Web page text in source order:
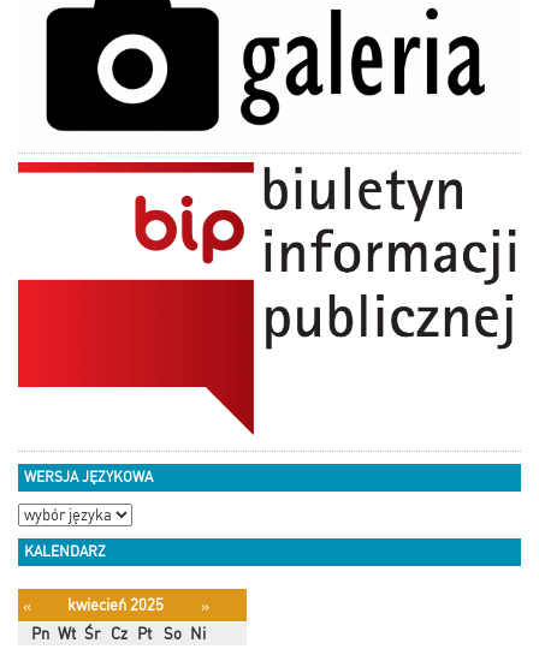
WERSJA JĘZYKOWA
KALENDARZ
« kwiecień 2025
»
Pn Wt Śr Cz Pt So Ni